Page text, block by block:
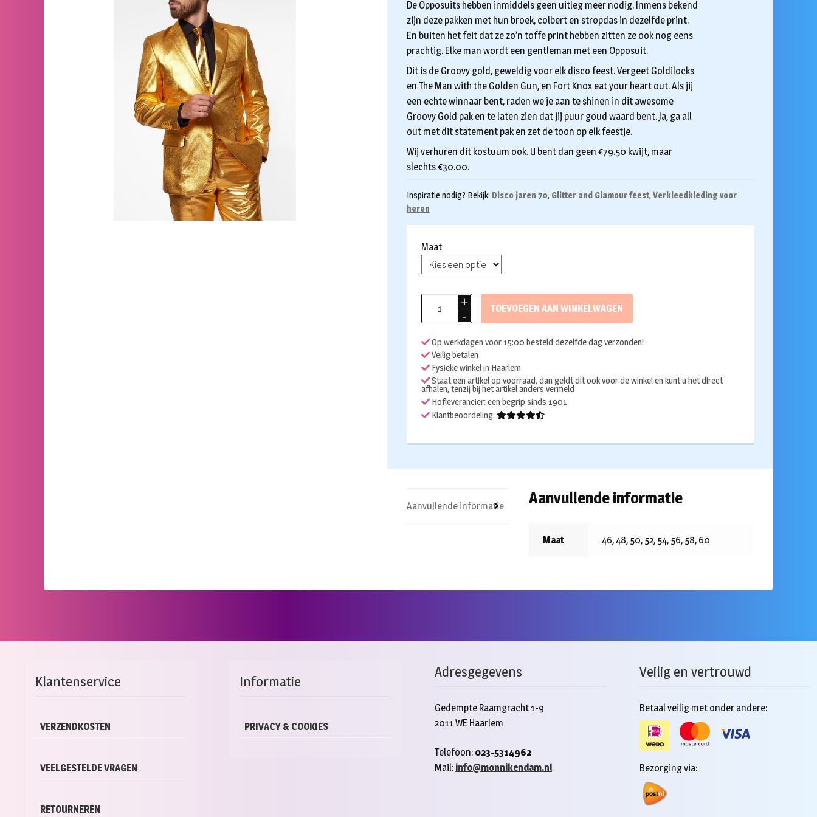
De Opposuits hebben inmiddels geen uitleg meer nodig. Inmens bekend
zijn deze pakken met hun broek, colbert en stropdas in dezelfde print.
En buiten het feit dat ze zo’n toffe print hebben zitten ze ook nog eens
prachtig. Elke man wordt een gentleman met een Opposuit.
Dit is de Groovy gold, geweldig voor elk disco feest. Vergeet Goldilocks
en The Man with the Golden Gun, en Fort Knox eat your heart out. Als jij
een echte winnaar bent, raden we je aan te shinen in dit awesome
Groovy Gold pak en te laten zien dat jij puur goud waard bent. Ja, ga all
out met dit statement pak en zet de toon op elk feestje.
Wij verhuren dit kostuum ook. U bent dan geen €79.50 kwijt, maar
slechts €30.00.
Inspiratie nodig? Bekijk: Disco jaren 70, Glitter and Glamour feest, Verkleedkleding voor
heren
Maat
Groovy
aantal
TOEVOEGEN AAN WINKELWAGEN
Op werkdagen voor 15:00 besteld dezelfde dag verzonden!
Veilig betalen
Fysieke winkel in Haarlem
Staat een artikel op voorraad, dan geldt dit ook voor de winkel en kunt u het direct
afhalen, tenzij bij het artikel anders vermeld
Hofleverancier: een begrip sinds 1901
Klantbeoordeling:
Aanvullende informatie Aanvullende informatie
Maat 46, 48, 50, 52, 54, 56, 58, 60
Klantenservice
VERZENDKOSTEN
VEELGESTELDE VRAGEN
RETOURNEREN
Informatie
PRIVACY & COOKIES
Adresgegevens
Gedempte Raamgracht 1-9
2011 WE Haarlem
Telefoon: 023-5314962
Mail: info@monnikendam.nl
Veilig en vertrouwd
Betaal veilig met onder andere:
Bezorging via: